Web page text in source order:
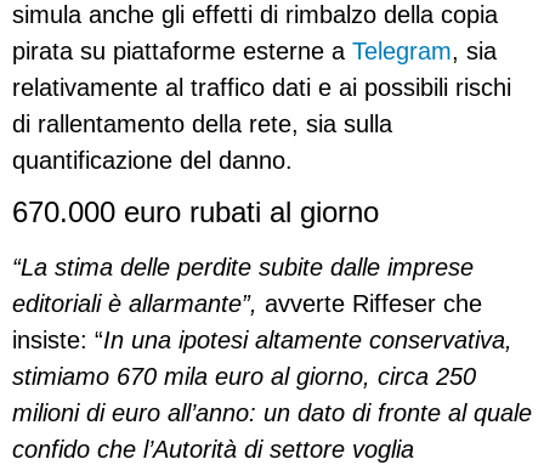
simula anche gli effetti di rimbalzo della copia
pirata su piattaforme esterne a Telegram, sia
relativamente al traffico dati e ai possibili rischi
di rallentamento della rete, sia sulla
quantificazione del danno.
670.000 euro rubati al giorno
“La stima delle perdite subite dalle imprese
editoriali è allarmante”, avverte Riffeser che
insiste: “In una ipotesi altamente conservativa,
stimiamo 670 mila euro al giorno, circa 250
milioni di euro all’anno: un dato di fronte al quale
confido che l’Autorità di settore voglia